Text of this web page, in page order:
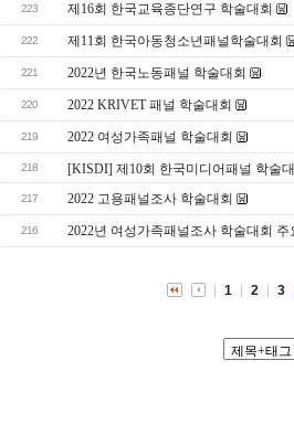
223 제16회 한국교육종단연구 학술대회
222 제11회 한국아동청소년패널학술대회
221 2022년 한국노동패널 학술대회
220 2022 KRIVET 패널 학술대회
219 2022 여성가족패널 학술대회
218 [KISDI] 제10회 한국미디어패널 학술
217 2022 고용패널조사 학술대회
216 2022년 여성가족패널조사 학술대회
1 2 3